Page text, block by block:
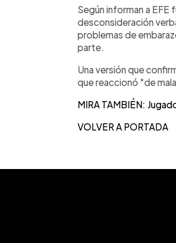
Según informan a
desconsideración
problemas de
parte.
Una versión que
que reaccionó "de
MIRA TAMBIÉN:
VOLVER A PORTADA